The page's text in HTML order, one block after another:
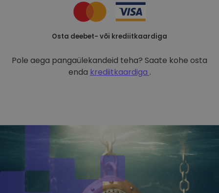
Osta deebet- või krediitkaardiga
Pole aega pangaülekandeid teha? Saate kohe osta
enda krediitkaardiga .